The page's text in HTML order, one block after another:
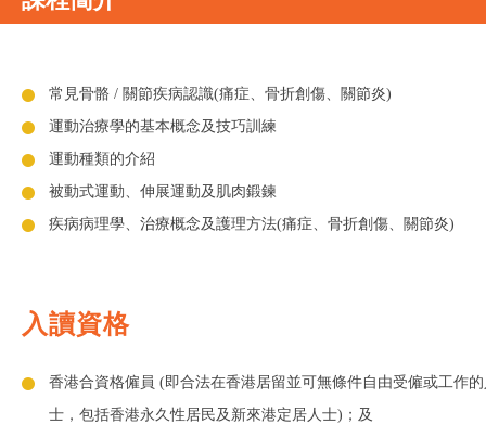
常見骨骼 / 關節疾病認識(痛症、骨折創傷、關節炎)
運動治療學的基本概念及技巧訓練
運動種類的介紹
被動式運動、伸展運動及肌肉鍛鍊
疾病病理學、治療概念及護理方法(痛症、骨折創傷、關節炎)
入讀資格
香港合資格僱員 (即合法在香港居留並可無條件自由受僱或工作
士，包括香港永久性居民及新來港定居人士)；及